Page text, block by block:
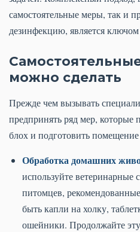
самостоятельные меры, так и
дезинфекцию, является ключом
можно сделать
Прежде чем вызывать
предпринять ряд мер, которые
блох и подготовить помещение
Обработка домашних
используйте ветеринарные
питомцев,
быть капли на холку,
ошейники. Продолжайте